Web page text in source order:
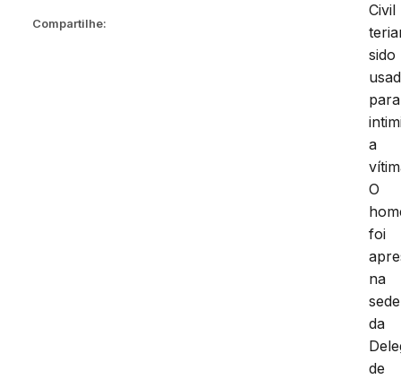
Compartilhe:
Civil
sido
para
a
O
foi
na
sede
da
de